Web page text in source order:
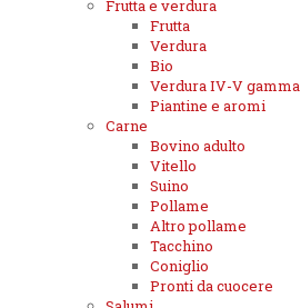
Frutta e verdura
Frutta
Verdura
Bio
Verdura IV-V gamma
Piantine e aromi
Carne
Bovino adulto
Vitello
Suino
Pollame
Altro pollame
Tacchino
Coniglio
Pronti da cuocere